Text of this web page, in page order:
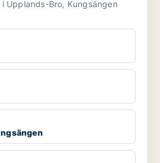
Upplands-Bro, Kungsängen